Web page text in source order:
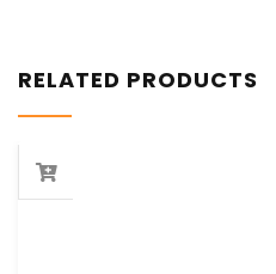
RELATED PRODUCTS